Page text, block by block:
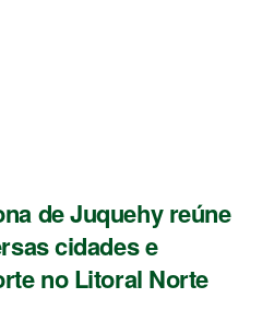
de Juquehy reúne
cidades e
no Litoral Norte